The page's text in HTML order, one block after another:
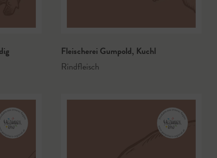
Fleischerei Gumpold, Kuchl
Rindfleisch